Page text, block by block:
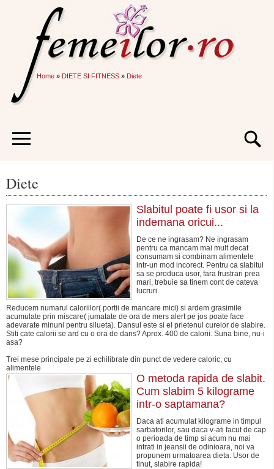
Home » DIETE SI FITNESS » Diete
Diete
Slabitul poate fi usor si la
indemana oricui...
De ce ne ingrasam? Ne ingrasam
pentru ca mancam mai mult decat
consumam si combinam alimentele
intr-un mod incorect. Pentru ca slabitul
sa se produca usor, fara frustrari prea
mari, trebuie sa tinem cont de cateva
lucruri.
Reducem numarul caloriilor( portii de mancare mici) si ardem grasimile
acumulate prin miscare( jumatate de ora de mers alert pe jos poate face
adevarate minuni pentru silueta). Dansul este si el prietenul curelor de slabire.
Stiti cate calorii se ard cu o ora de dans? Aprox. 400 de calorii. Suna bine, nu-i
asa?
Trei mese principale pe zi echilibrate din punct de vedere caloric, cu
alimentele
O metoda rapida de slabit.
Cum slabim 5 kilograme
intr-o saptamana?
Daca ati acumulat kilograme in timpul
sarbatorilor, sau daca v-ati facut de cap
o perioada de timp si acum nu mai
intrati in jeansii de odinioara, noi va
propunem urmatoarea dieta. Usor de
tinut, slabire rapida!